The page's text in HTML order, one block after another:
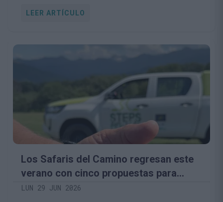
LEER ARTÍCULO
Los Safaris del Camino regresan este
verano con cinco propuestas para
descubrir la biodiversidad del territorio
LUN 29 JUN 2026